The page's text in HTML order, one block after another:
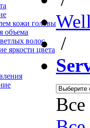
кожи головы
объема
волос
яркости цвета
/
Все